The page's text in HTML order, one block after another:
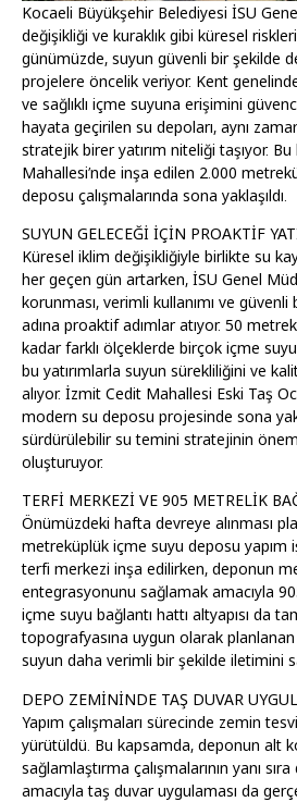
Kocaeli Büyükşehir Belediyesi İSU
değişikliği ve kuraklık gibi küresel
günümüzde, suyun güvenli bir şekilde
projelere öncelik veriyor. Kent
ve sağlıklı içme suyuna erişimini
hayata geçirilen su depoları, aynı
stratejik birer yatırım niteliği taşıyor.
Mahallesi’nde inşa edilen 2.000
deposu çalışmalarında sona yaklaşıldı.
SUYUN GELECEĞİ İÇİN PROAKTİF
Küresel iklim değişikliğiyle birlikte su
her geçen gün artarken, İSU Genel
korunması, verimli kullanımı ve
adına proaktif adımlar atıyor. 50
kadar farklı ölçeklerde birçok içme
bu yatırımlarla suyun sürekliliğini ve
alıyor. İzmit Cedit Mahallesi Eski Taş
modern su deposu projesinde sona
sürdürülebilir su temini stratejinin
oluşturuyor.
TERFİ MERKEZİ VE 905 METRELİK
Önümüzdeki hafta devreye alınması
metreküplük içme suyu deposu yapım
terfi merkezi inşa edilirken, deponun
entegrasyonunu sağlamak amacıyla
içme suyu bağlantı hattı altyapısı da
topografyasına uygun olarak planlanan
suyun daha verimli bir şekilde iletimini
DEPO ZEMİNİNDE TAŞ DUVAR
Yapım çalışmaları sürecinde zemin
yürütüldü. Bu kapsamda, deponun alt
sağlamlaştırma çalışmalarının yanı sıra
amacıyla taş duvar uygulaması da